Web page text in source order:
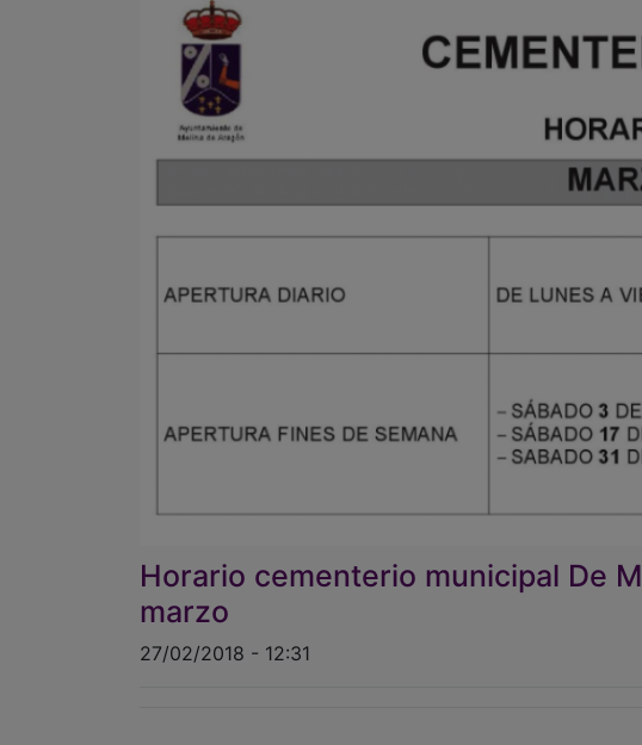
Horario cementerio municipal De
marzo
27/02/2018 - 12:31